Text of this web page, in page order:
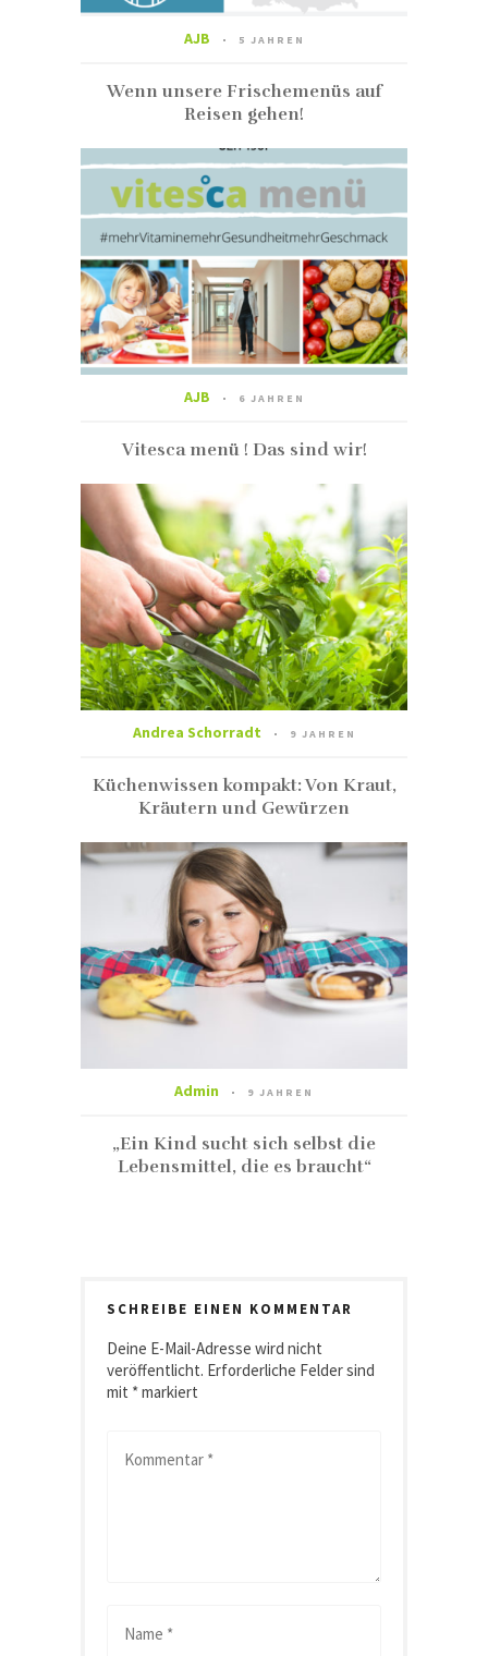
AJB 5 JAHREN
Wenn unsere Frischemenüs auf
Reisen gehen!
AJB 6 JAHREN
Vitesca menü ! Das sind wir!
Andrea Schorradt 9 JAHREN
Küchenwissen kompakt: Von Kraut,
Kräutern und Gewürzen
Admin 9 JAHREN
„Ein Kind sucht sich selbst die
Lebensmittel, die es braucht“
SCHREIBE EINEN KOMMENTAR
Deine E-Mail-Adresse wird nicht
veröffentlicht. Erforderliche Felder sind
mit *markiert